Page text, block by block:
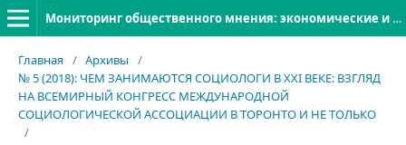
Мониторинг общественного мнения: экономические и социальные перемены
Главная / Архивы
/
№ 5 (2018): ЧЕМ ЗАНИМАЮТСЯ СОЦИОЛОГИ В XXI ВЕКЕ: ВЗГЛЯД
НА ВСЕМИРНЫЙ КОНГРЕСС МЕЖДУНАРОДНОЙ
СОЦИОЛОГИЧЕСКОЙ АССОЦИАЦИИ В ТОРОНТО И НЕ ТОЛЬКО
/